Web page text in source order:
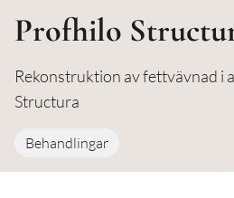
Profhilo
Rekonstruktion av fettvävnad i
Structura
Behandlingar